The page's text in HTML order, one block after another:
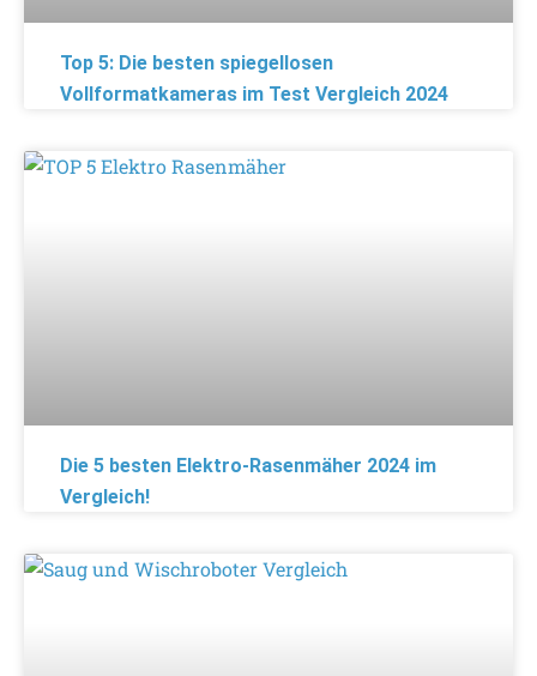
Top 5: Die besten spiegellosen
Vollformatkameras im Test Vergleich 2024
Die 5 besten Elektro-Rasenmäher 2024 im
Vergleich!